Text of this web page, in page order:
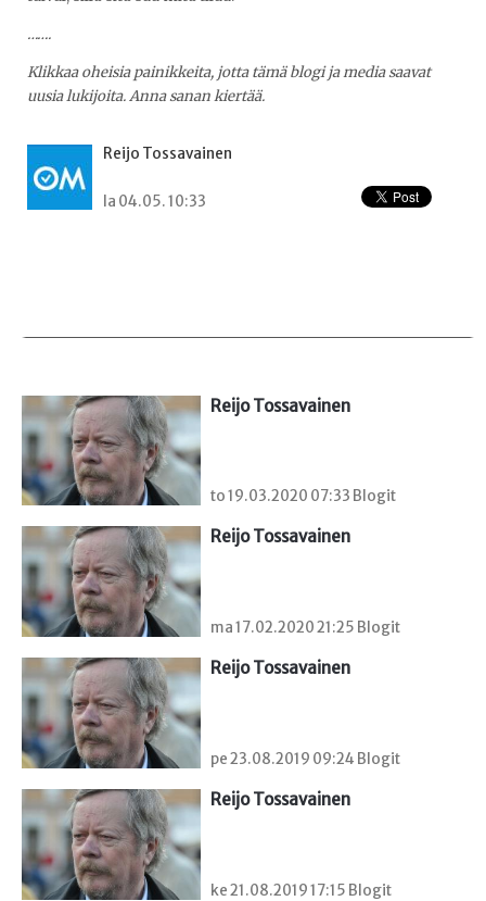
…….
Klikkaa oheisia painikkeita, jotta tämä blogi ja media saavat
uusia lukijoita. Anna sanan kiertää.
Reijo Tossavainen
la 04.05. 10:33
Reijo Tossavainen
to 19.03.2020 07:33 Blogit
Reijo Tossavainen
ma 17.02.2020 21:25 Blogit
Reijo Tossavainen
pe 23.08.2019 09:24 Blogit
Reijo Tossavainen
ke 21.08.2019 17:15 Blogit